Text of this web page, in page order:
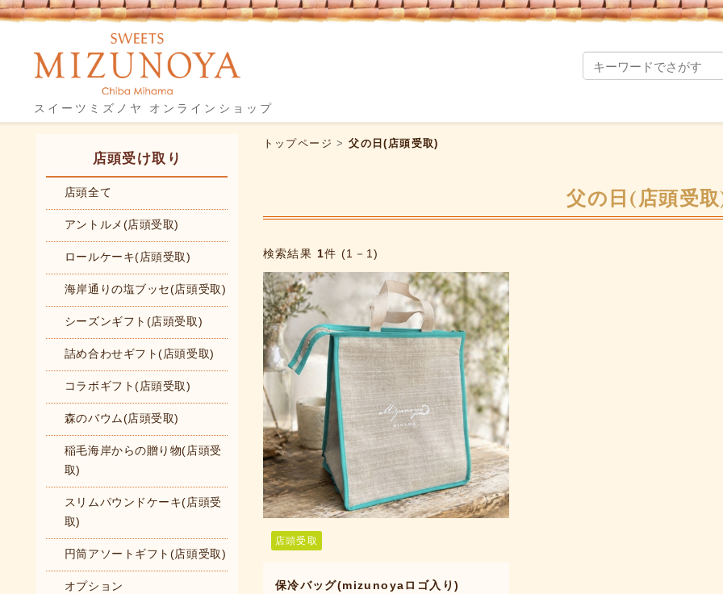
スイーツミズノヤ オンラインショップ
店頭受け取り
店頭全て
アントルメ(店頭受取)
ロールケーキ(店頭受取)
海岸通りの塩ブッセ(店頭受取)
シーズンギフト(店頭受取)
詰め合わせギフト(店頭受取)
コラボギフト(店頭受取)
森のバウム(店頭受取)
稲毛海岸からの贈り物(店頭受
取)
スリムパウンドケーキ(店頭受
取)
円筒アソートギフト(店頭受取)
オプション
トップページ >父の日(店頭受取)
父の日(店頭受
検索結果 1件 (1－1)
店頭受取
保冷バッグ(mizunoyaロゴ入り)